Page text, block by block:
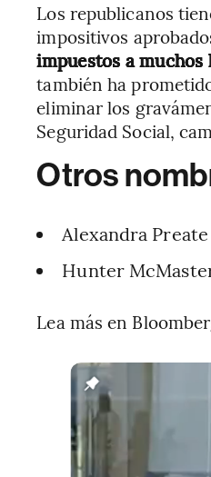
Los republicanos
impositivos
impuestos a
también ha
eliminar los
Seguridad Social,
Otros
Alexandra
Hunter
Lea más en